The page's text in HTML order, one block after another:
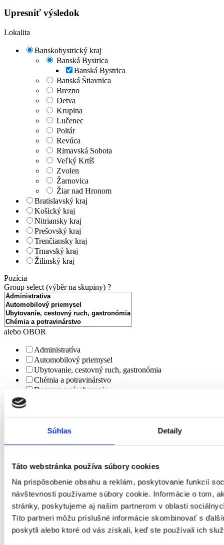
Súhlas Detaily
Táto webstránka používa súbory cookies
Na prispôsobenie obsahu a reklám, poskytovanie funkcií
návštevnosti používame súbory cookie. Informácie o tom,
stránky, poskytujeme aj našim partnerom v oblasti
Títo partneri môžu príslušné informácie skombinovať s
poskytli alebo ktoré od vás získali, keď ste používali ich
Upresniť výsledok
Lokalita
Banskobystrický kraj
Banská Bystrica
Banská Bystrica
Banská Štiavnica
Brezno
Detva
Krupina
Lučenec
Poltár
Revúca
Rimavská Sobota
Veľký Krtíš
Zvolen
Žarnovica
Žiar nad Hronom
Bratislavský kraj
Košický kraj
Nitriansky kraj
Prešovský kraj
Trenčiansky kraj
Trnavský kraj
Žilinský kraj
Pozícia
Group select (výběr na skupiny) ?
alebo OBOR
Administratíva
Automobilový priemysel
Ubytovanie, cestovný ruch, gastronómia
Chémia a potravinárstvo
Doprava a zásobovanie
Informačné technológie
Obchod a predaj
Bezpečnosť
Personalistika
Remeselné a pomocné práce
Právo
Služby
Stavebníctvo a reality